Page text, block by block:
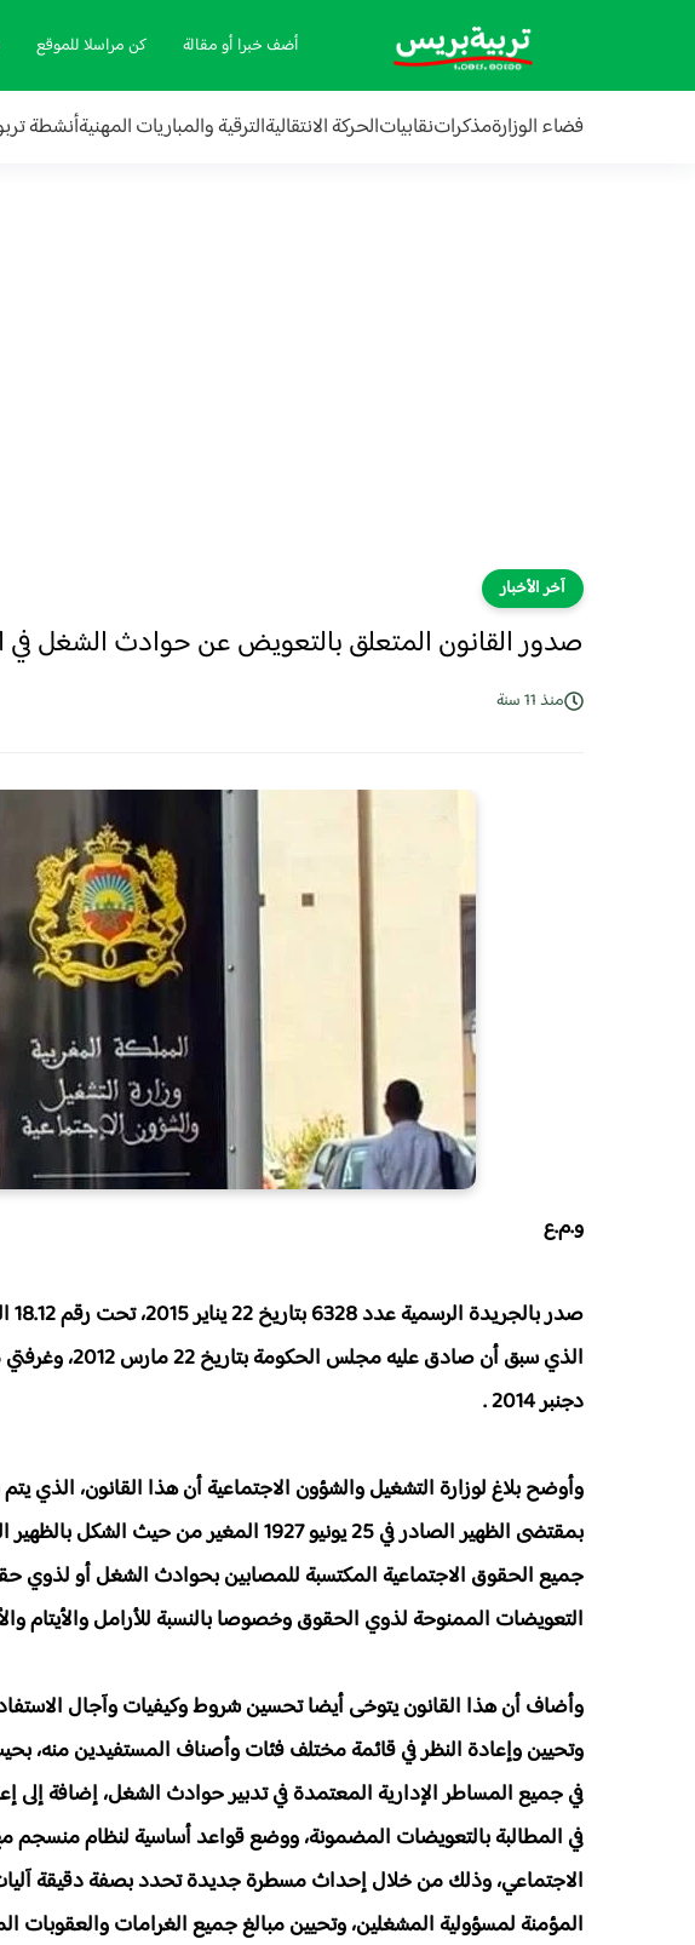
أضف خبرا أو مقالة كن مراسلا للموقع
فضاء الوزارةمذكراتنقابياتالحركة الانتقاليةالترقية والمباريات المهنيةأنشطة
آخر الأخبار
صدور القانون المتعلق بالتعويض عن حوادث الشغل في
منذ 11 سنة
و.م.ع
دجنبر 2014 .
وأوضح بلاغ لوزارة التشغيل والشؤون الاجتماعية أن هذا القانون، الذي
جميع الحقوق الاجتماعية المكتسبة للمصابين بحوادث الشغل أو لذوي
التعويضات الممنوحة لذوي الحقوق وخصوصا بالنسبة للأرامل والأيتام
وأضاف أن هذا القانون يتوخى أيضا تحسين شروط وكيفيات وآجال
وتحيين وإعادة النظر في قائمة مختلف فئات وأصناف المستفيدين منه،
في جميع المساطر الإدارية المعتمدة في تدبير حوادث الشغل، إضافة إلى
في المطالبة بالتعويضات المضمونة، ووضع قواعد أساسية لنظام منسجم
الاجتماعي، وذلك من خلال إحداث مسطرة جديدة تحدد بصفة دقيقة
المؤمنة لمسؤولية المشغلين، وتحيين مبالغ جميع الغرامات والعقوبات